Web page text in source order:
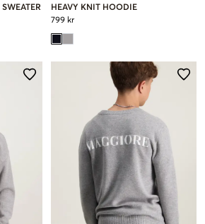
HEAVY KNIT HOODIE
799 kr